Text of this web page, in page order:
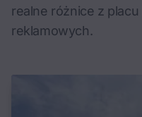
realne różnice z
reklamowych.